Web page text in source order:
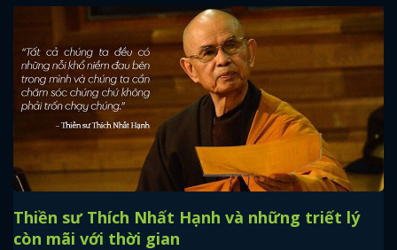
Thiền sư Thích Nhất Hạnh và những triết lý
còn mãi với thời gian